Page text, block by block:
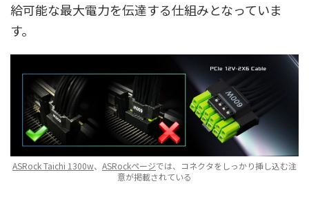
給可能な最大電力を伝達する仕組みとなっていま
す。
ASRock Taichi 1300w、 ASRockページでは、コネクタをしっかり挿し込む注
意が掲載されている